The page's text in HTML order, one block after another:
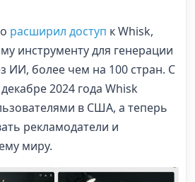
расширил доступ к Whisk,
инструменту для генерации
ИИ, более чем на 100 стран. С
2024 года Whisk
в США, а теперь
рекламодатели и
миру.